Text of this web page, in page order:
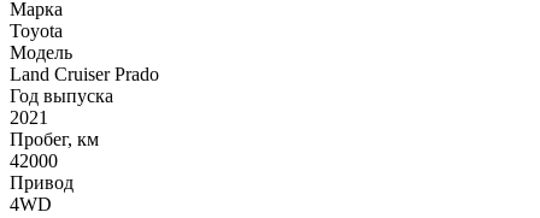
Марка
Toyota
Модель
Land Cruiser Prado
Год выпуска
2021
Пробег, км
42000
Привод
4WD